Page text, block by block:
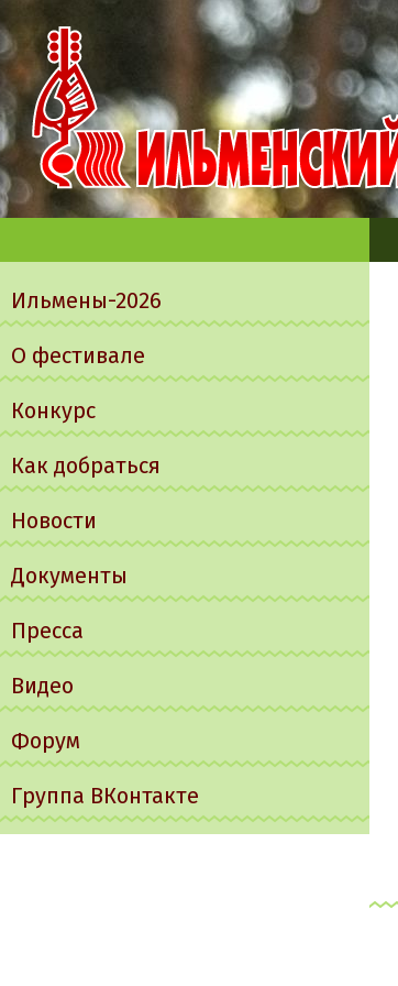
меню
Ильмены-2026
О фестивале
Конкурс
Как добраться
Новости
Документы
Пресса
Видео
Форум
Группа ВКонтакте